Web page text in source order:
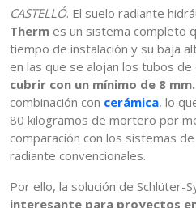
CASTELLÓ. El suelo radiante
Therm es un sistema completo
tiempo de instalación y su baja
en las que se alojan los tubos de
cubrir con un mínimo de 8
combinación con cerámica, lo
80 kilogramos de mortero por
comparación con los sistemas
radiante convencionales.
Por ello, la solución de Schlüter-
interesante para proyectos